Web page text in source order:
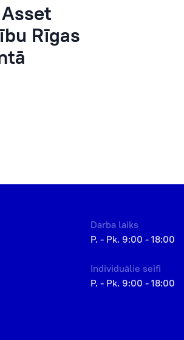
Rīgas
Darba laiks
P. - Pk. 9:00 - 18:00
Individuālie seifi
P. - Pk. 9:00 - 18:00